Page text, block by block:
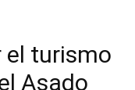
el turismo
Asado